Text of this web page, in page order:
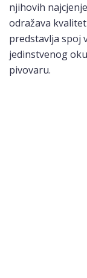
njihovih
odražava
predstavlja spoj
jedinstvenog
pivovaru.